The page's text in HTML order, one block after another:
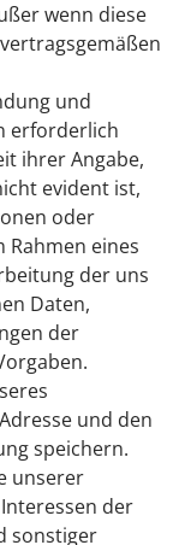
wenn diese
und
erforderlich
ihrer Angabe,
evident ist,
oder
eines
der uns
Daten,
der
und den
speichern.
unserer
der
sonstiger